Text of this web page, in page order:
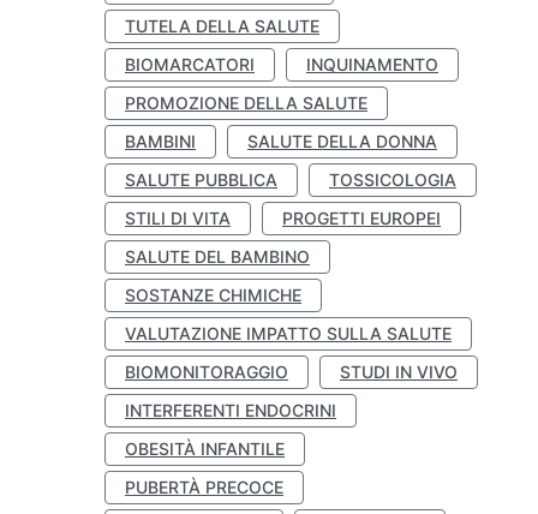
TUTELA DELLA SALUTE
BIOMARCATORI
INQUINAMENTO
PROMOZIONE DELLA SALUTE
BAMBINI
SALUTE DELLA DONNA
SALUTE PUBBLICA
TOSSICOLOGIA
STILI DI VITA
PROGETTI EUROPEI
SALUTE DEL BAMBINO
SOSTANZE CHIMICHE
VALUTAZIONE IMPATTO SULLA SALUTE
BIOMONITORAGGIO
STUDI IN VIVO
INTERFERENTI ENDOCRINI
OBESITÀ INFANTILE
PUBERTÀ PRECOCE